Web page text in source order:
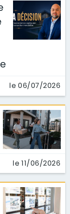
le 06/07/2026
le 11/06/2026